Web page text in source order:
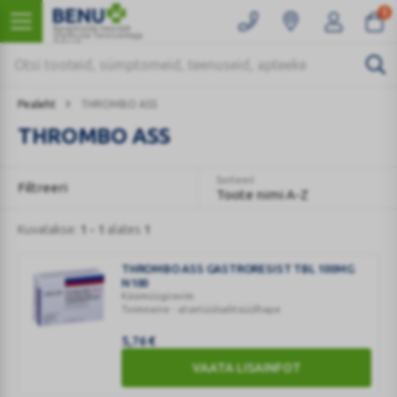
0
Pealeht THROMBO ASS
THROMBO ASS
Filtreeri Sorteeri
Toote nimi A-Z
Kuvatakse: alates
THROMBO ASS GASTRORESIST TBL 100MG
N100
Käsimüügiravim
Toimeaine - atsetüülsalitsüülhape
5,76€
VAATA LISAINFOT